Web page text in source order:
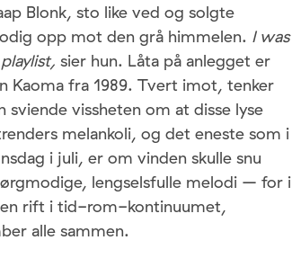
Blonk, sto like ved og solgte
opp mot den grå himmelen. I was
sier hun. Låta på anlegget er
Kaoma fra 1989. Tvert imot, tenker
vissheten om at disse lyse
melankoli, og det eneste som i
i juli, er om vinden skulle snu
lengselsfulle melodi – for i
en rift i tid-rom-kontinuumet,
alle sammen.